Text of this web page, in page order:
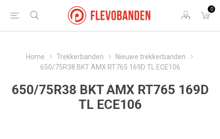
0
Home Trekkerbanden
Nieuwe trekkerbanden
650/75R38 BKT AMX RT765 169D TL ECE106
650/75R38 BKT AMX RT765 169D
TL ECE106